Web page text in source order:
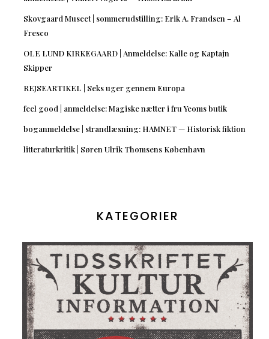
Skovgaard Museet | sommerudstilling: Erik A. Frandsen – Al
Fresco
OLE LUND KIRKEGAARD | Anmeldelse: Kalle og Kaptajn
Skipper
REJSEARTIKEL | Seks uger gennem Europa
feel good | anmeldelse: Magiske nætter i fru Yeoms butik
boganmeldelse | strandlæsning: HAMNET — Historisk fiktion
litteraturkritik | Søren Ulrik Thomsens København
KATEGORIER